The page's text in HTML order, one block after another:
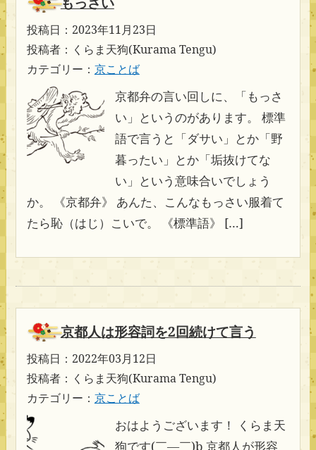
投稿日：2023年11月23日
投稿者：くらま天狗(Kurama Tengu)
カテゴリー： 京ことば
京都弁の言い回しに、「もっさ
い」というのがあります。 標準
語で言うと「ダサい」とか「野
暮ったい」とか「垢抜けてな
い」という意味合いでしょう
か。 《京都弁》 あんた、こんなもっさい服着て
たら恥（はじ）こいで。 《標準語》 […]
京都人は形容詞を2回続けて言う
投稿日：2022年03月12日
投稿者：くらま天狗(Kurama Tengu)
カテゴリー： 京ことば
おはようございます！ くらま天
狗です(￣―￣)b 京都人が形容